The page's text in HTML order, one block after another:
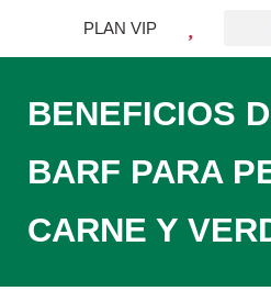
PLAN VIP
BENEFICIOS
BARF PARA
CARNE Y